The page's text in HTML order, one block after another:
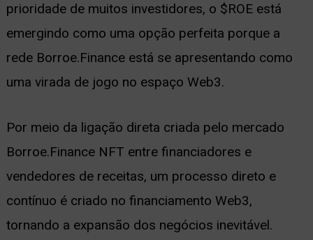
prioridade de muitos investidores, o $ROE está
emergindo como uma opção perfeita porque a
rede Borroe.Finance está se apresentando como
uma virada de jogo no espaço Web3.
Por meio da ligação direta criada pelo mercado
Borroe.Finance NFT entre financiadores e
vendedores de receitas, um processo direto e
contínuo é criado no financiamento Web3,
tornando a expansão dos negócios inevitável.